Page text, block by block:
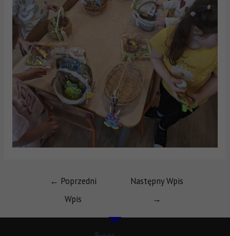
← Poprzedni
Wpis
Następny Wpis
→